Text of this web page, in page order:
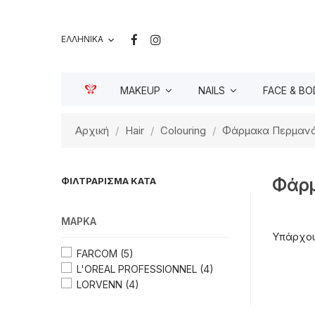
ΕΛΛΗΝΙΚΆ 
MAKEUP NAILS FACE &
Αρχική Hair Colouring Φάρμακα
ΦΙΛΤΡΆΡΙΣΜΑ ΚΑΤΆ
ΜΆΡΚΑ
FARCΟΜ (5)
L'OREAL PROFESSIONNEL (4)
LORVENN (4)